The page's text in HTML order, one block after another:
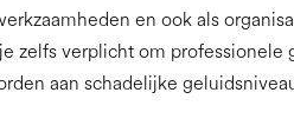
en ook als
zelfs verplicht om professionele
aan schadelijke